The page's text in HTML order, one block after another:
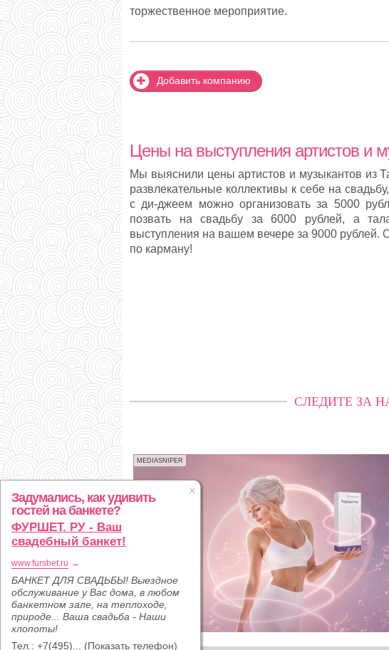
торжественное мероприятие.
Добавить компанию
Цены на выступления артистов и
Мы выяснили цены артистов и музыкантов из
развлекательные коллективы к себе на
с ди-джеем можно организовать за 5000
позвать на свадьбу за 6000 рублей, а
выступления на вашем вечере за 9000 рублей.
по карману!
Задумались, как удивить
гостей на банкете?
ФУРШЕТ. РУ - Ваш
свадебный банкет!
www.furshet.ru →
БАНКЕТ ДЛЯ СВАДЬБЫ! Выездное
обслуживание у Вас дома, в любом
банкетном зале, на теплоходе,
природе... Ваша свадьба - Наши
хлопоты!
Тел.: +7(495)... (Показать телефон)
СЛЕДИТЕ ЗА
MEDIASNIPER